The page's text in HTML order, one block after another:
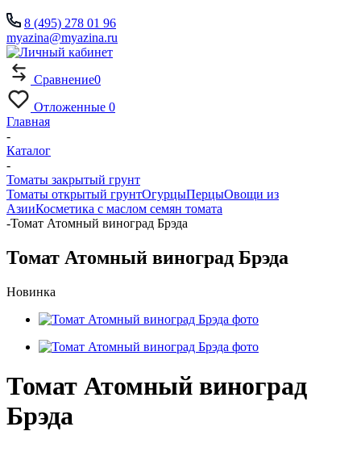
8 (495) 278 01 96
myazina@myazina.ru
Сравнение0
Отложенные 0
Главная
-
Каталог
-
Томаты закрытый грунт
Томаты открытый грунтОгурцыПерцыОвощи из
АзииКосметика с маслом семян томата
-Томат Атомный виноград Брэда
Томат Атомный виноград Брэда
Новинка
Томат Атомный виноград
Брэда